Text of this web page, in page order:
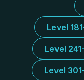
Level
Level
Level